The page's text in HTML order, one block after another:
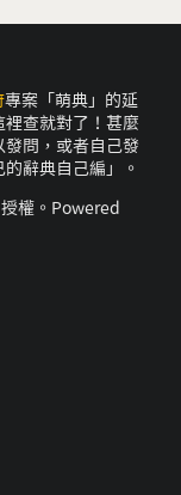
專案「萌典」的延
查就對了！甚麼
問，或者自己發
辭典自己編」。
權。Powered